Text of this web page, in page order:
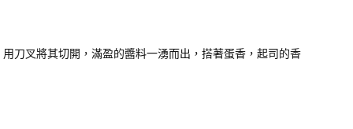
刀叉將其切開，滿盈的醬料一湧而出，搭著蛋香，起司的香